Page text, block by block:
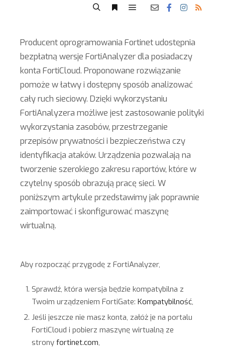
Producent oprogramowania Fortinet udostępnia
bezpłatną wersje FortiAnalyzer dla posiadaczy
konta FortiCloud. Proponowane rozwiązanie
pomoże w łatwy i dostępny sposób analizować
cały ruch sieciowy. Dzięki wykorzystaniu
FortiAnalyzera możliwe jest zastosowanie polityki
wykorzystania zasobów, przestrzeganie
przepisów prywatności i bezpieczeństwa czy
identyfikacja ataków. Urządzenia pozwalają na
tworzenie szerokiego zakresu raportów, które w
czytelny sposób obrazują pracę sieci. W
poniższym artykule przedstawimy jak poprawnie
zaimportować i skonfigurować maszynę
wirtualną.
Aby rozpocząć przygodę z FortiAnalyzer,
Sprawdź, która wersja będzie kompatybilna z
Twoim urządzeniem FortiGate: Kompatybilność,
Jeśli jeszcze nie masz konta, załóż je na portalu
FortiCloud i pobierz maszynę wirtualną ze
strony fortinet.com,